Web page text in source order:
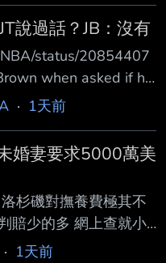
說過話？JB：沒有
status/20854407
when asked if he
since being traded
與 Jayson Tatum 談過
從交易到現在也一個
嗎？ -- 既然大家都
· 1天前
婚妻要求5000萬美
杉磯對撫養費極其不
賠少的多 網上查就小
符合父母階級 一個月
· 1天前